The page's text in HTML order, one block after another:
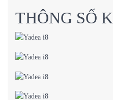
THÔNG SỐ